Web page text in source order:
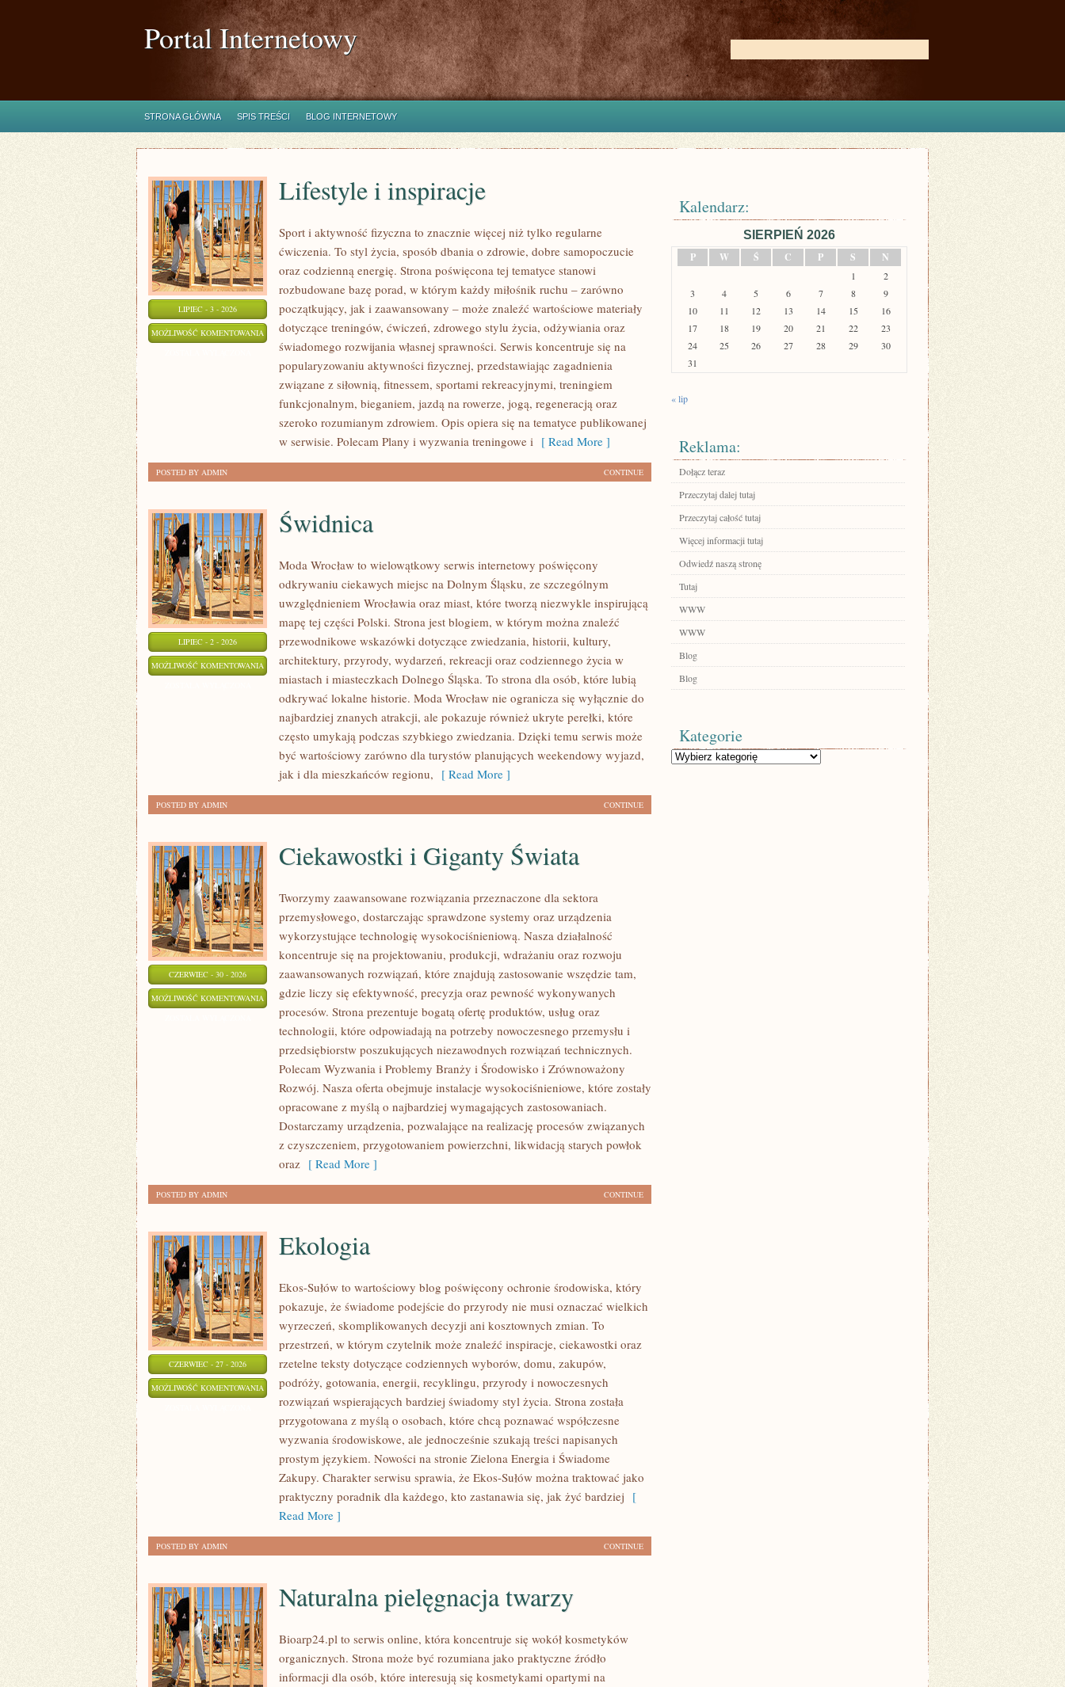
Portal Internetowy
STRONA GŁÓWNA SPIS TREŚCI BLOG INTERNETOWY
LIPIEC - 3 - 2026
MOŻLIWOŚĆ KOMENTOWANIA LIFESTYLE
INSPIRACJE
Lifestyle i inspiracje
Sport i aktywność fizyczna to znacznie więcej niż tylko regularne
ćwiczenia. To styl życia, sposób dbania o zdrowie, dobre samopoczucie
oraz codzienną energię. Strona poświęcona tej tematyce stanowi
rozbudowane bazę porad, w którym każdy miłośnik ruchu – zarówno
początkujący, jak i zaawansowany – może znaleźć wartościowe materiały
dotyczące treningów, ćwiczeń, zdrowego stylu życia, odżywiania oraz
świadomego rozwijania własnej sprawności. Serwis koncentruje się na
popularyzowaniu aktywności fizycznej, przedstawiając zagadnienia
związane z siłownią, fitnessem, sportami rekreacyjnymi, treningiem
funkcjonalnym, bieganiem, jazdą na rowerze, jogą, regeneracją oraz
szeroko rozumianym zdrowiem. Opis opiera się na tematyce publikowanej
w serwisie. Polecam Plany i wyzwania treningowe i [ Read More ]
CONTINUE
POSTED BY ADMIN
LIPIEC - 2 - 2026
MOŻLIWOŚĆ KOMENTOWANIA ŚWIDNICA
Świdnica
Moda Wrocław to wielowątkowy serwis internetowy poświęcony
odkrywaniu ciekawych miejsc na Dolnym Śląsku, ze szczególnym
uwzględnieniem Wrocławia oraz miast, które tworzą niezwykle inspirującą
mapę tej części Polski. Strona jest blogiem, w którym można znaleźć
przewodnikowe wskazówki dotyczące zwiedzania, historii, kultury,
architektury, przyrody, wydarzeń, rekreacji oraz codziennego życia w
miastach i miasteczkach Dolnego Śląska. To strona dla osób, które lubią
odkrywać lokalne historie. Moda Wrocław nie ogranicza się wyłącznie do
najbardziej znanych atrakcji, ale pokazuje również ukryte perełki, które
często umykają podczas szybkiego zwiedzania. Dzięki temu serwis może
być wartościowy zarówno dla turystów planujących weekendowy wyjazd,
jak i dla mieszkańców regionu, [ Read More ]
CONTINUE
POSTED BY ADMIN
CZERWIEC - 30 - 2026
MOŻLIWOŚĆ KOMENTOWANIA CIEKAWOSTKI
GIGANTY
ŚWIATA
Ciekawostki i Giganty Świata
Tworzymy zaawansowane rozwiązania przeznaczone dla sektora
przemysłowego, dostarczając sprawdzone systemy oraz urządzenia
wykorzystujące technologię wysokociśnieniową. Nasza działalność
koncentruje się na projektowaniu, produkcji, wdrażaniu oraz rozwoju
zaawansowanych rozwiązań, które znajdują zastosowanie wszędzie tam,
gdzie liczy się efektywność, precyzja oraz pewność wykonywanych
procesów. Strona prezentuje bogatą ofertę produktów, usług oraz
technologii, które odpowiadają na potrzeby nowoczesnego przemysłu i
przedsiębiorstw poszukujących niezawodnych rozwiązań technicznych.
Polecam Wyzwania i Problemy Branży i Środowisko i Zrównoważony
Rozwój. Nasza oferta obejmuje instalacje wysokociśnieniowe, które zostały
opracowane z myślą o najbardziej wymagających zastosowaniach.
Dostarczamy urządzenia, pozwalające na realizację procesów związanych
z czyszczeniem, przygotowaniem powierzchni, likwidacją starych powłok
oraz [ Read More ]
CONTINUE
POSTED BY ADMIN
CZERWIEC - 27 - 2026
MOŻLIWOŚĆ KOMENTOWANIA EKOLOGIA
Ekologia
Ekos-Sułów to wartościowy blog poświęcony ochronie środowiska, który
pokazuje, że świadome podejście do przyrody nie musi oznaczać wielkich
wyrzeczeń, skomplikowanych decyzji ani kosztownych zmian. To
przestrzeń, w którym czytelnik może znaleźć inspiracje, ciekawostki oraz
rzetelne teksty dotyczące codziennych wyborów, domu, zakupów,
podróży, gotowania, energii, recyklingu, przyrody i nowoczesnych
rozwiązań wspierających bardziej świadomy styl życia. Strona została
przygotowana z myślą o osobach, które chcą poznawać współczesne
wyzwania środowiskowe, ale jednocześnie szukają treści napisanych
prostym językiem. Nowości na stronie Zielona Energia i Świadome
Zakupy. Charakter serwisu sprawia, że Ekos-Sułów można traktować jako
praktyczny poradnik dla każdego, kto zastanawia się, jak żyć bardziej [
Read More ]
CONTINUE
POSTED BY ADMIN
Naturalna pielęgnacja twarzy
Bioarp24.pl to serwis online, która koncentruje się wokół kosmetyków
organicznych. Strona może być rozumiana jako praktyczne źródło
informacji dla osób, które interesują się kosmetykami opartymi na
Kalendarz:
SIERPIEŃ 2026
P
W Ś C P S N
1
2
3
4 5 6 7 8
9
10
11 12 13 14 15
16
17
18 19 20 21 22
23
24
25 26 27 28 29
30
31
« lip
Reklama:
Dołącz teraz
Przeczytaj dalej tutaj
Przeczytaj całość tutaj
Więcej informacji tutaj
Odwiedź naszą stronę
Tutaj
WWW
WWW
Blog
Blog
Kategorie
Kategorie